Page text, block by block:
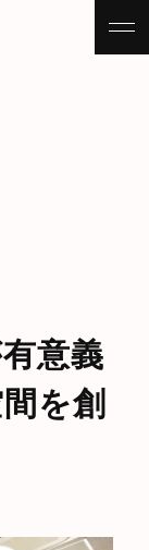
意義
を創